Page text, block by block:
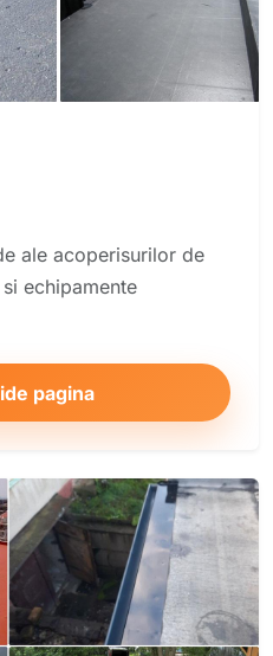
ale acoperisurilor de
echipamente
pagina